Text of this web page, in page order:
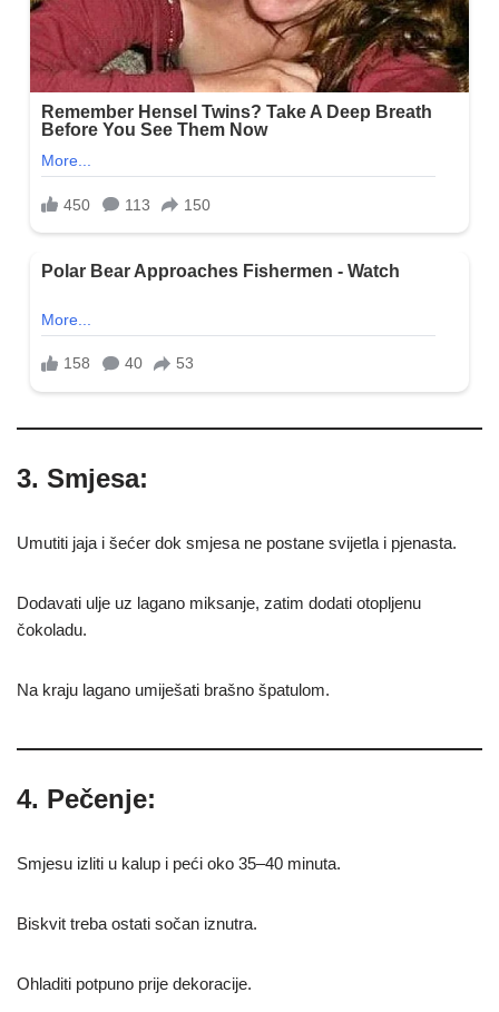
3. Smjesa:
Umutiti jaja i šećer dok smjesa ne postane svijetla i pjenasta.
Dodavati ulje uz lagano miksanje, zatim dodati otopljenu
čokoladu.
Na kraju lagano umiješati brašno špatulom.
4. Pečenje:
Smjesu izliti u kalup i peći oko 35–40 minuta.
Biskvit treba ostati sočan iznutra.
Ohladiti potpuno prije dekoracije.